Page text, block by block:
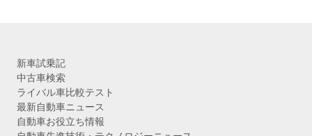
新車試乗記
中古車検索
ライバル車比較テスト
最新自動車ニュース
自動車お役立ち情報